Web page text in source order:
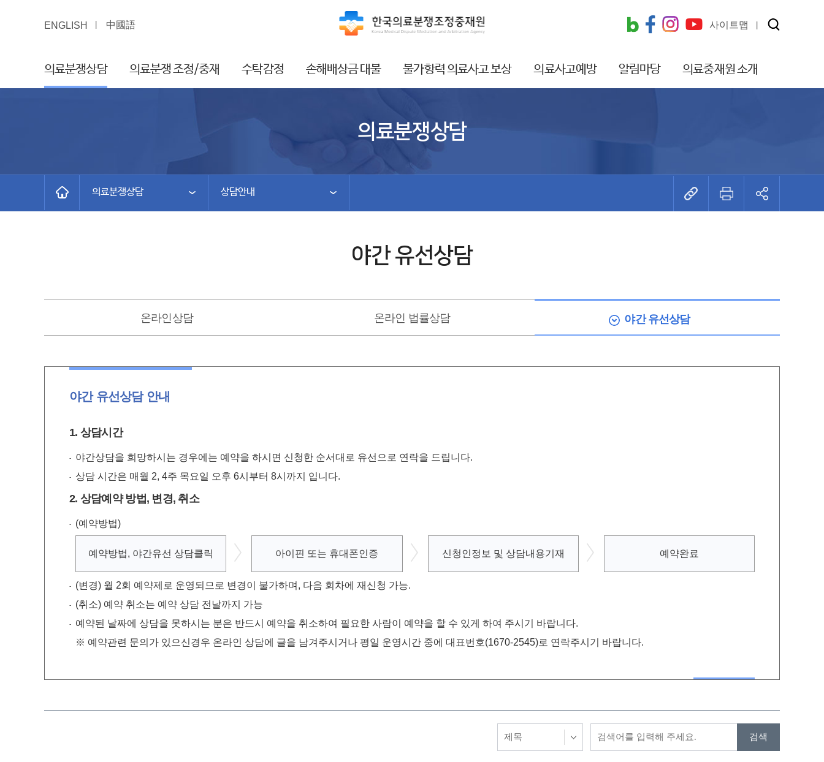
ENGLISH 中國語 사이트맵
의료분쟁상담 의료분쟁 조정/중재 수탁감정 손해배상금 대불 불가항력 의료사고 보상 의료사고예방 알림마당 의료중재원 소개
의료분쟁상담
의료분쟁상담 상담안내
야간 유선상담
온라인상담 온라인 법률상담 야간유선상담
야간 유선상담 안내
1. 상담시간
야간상담을 희망하시는 경우에는 예약을 하시면 신청한 순서대로 유선으로 연락을 드립니다.
상담 시간은 매월 2, 4주 목요일 오후 6시부터 8시까지 입니다.
2. 상담예약 방법, 변경, 취소
(예약방법)
예약방법, 야간유선 상담클릭 아이핀 또는 휴대폰인증 신청인정보 및 상담내용기재 예약완료
(변경) 월 2회 예약제로 운영되므로 변경이 불가하며, 다음 회차에 재신청 가능.
(취소) 예약 취소는 예약 상담 전날까지 가능
예약된 날짜에 상담을 못하시는 분은 반드시 예약을 취소하여 필요한 사람이 예약을 할 수 있게 하여 주시기 바랍니다.
※ 예약관련 문의가 있으신경우 온라인 상담에 글을 남겨주시거나 평일 운영시간 중에 대표번호(1670-2545)로 연락주시기 바랍니다.